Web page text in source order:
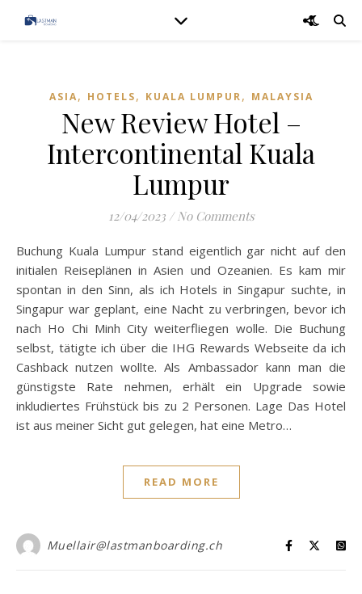
ASIA, HOTELS, KUALA LUMPUR, MALAYSIA
New Review Hotel –
Intercontinental Kuala
Lumpur
12/04/2023 / No Comments
Buchung Kuala Lumpur stand eigentlich gar nicht auf den
initialen Reiseplänen in Asien und Ozeanien. Es kam mir
spontan in den Sinn, als ich Hotels in Singapur suchte, in
Singapur war geplant, eine Nacht zu verbringen, bevor ich
nach Ho Chi Minh City weiterfliegen wolle. Die Buchung
selbst, tätigte ich über die IHG Rewards Webseite da ich
Cashback nutzen wollte. Als Ambassador kann man die
günstigste Rate nehmen, erhält ein Upgrade sowie
inkludiertes Frühstück bis zu 2 Personen. Lage Das Hotel
ist aus meiner Sicht gut gelegen, hat eine Metro…
READ MORE
Muellair@lastmanboarding.ch